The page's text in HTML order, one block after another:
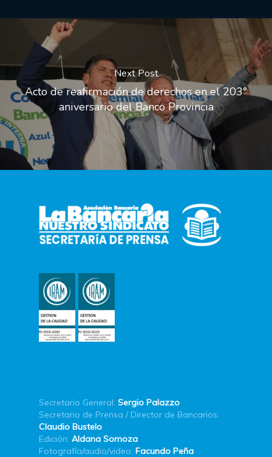
Next Post
Acto de reafirmación de derechos en el 203°
aniversario del Banco Provincia
Secretario General: Sergio Palazzo
Secretario de Prensa / Director de Bancarios:
Claudio Bustelo
Edición: Aldana Somoza
Fotografía/audio/video: Facundo Peña